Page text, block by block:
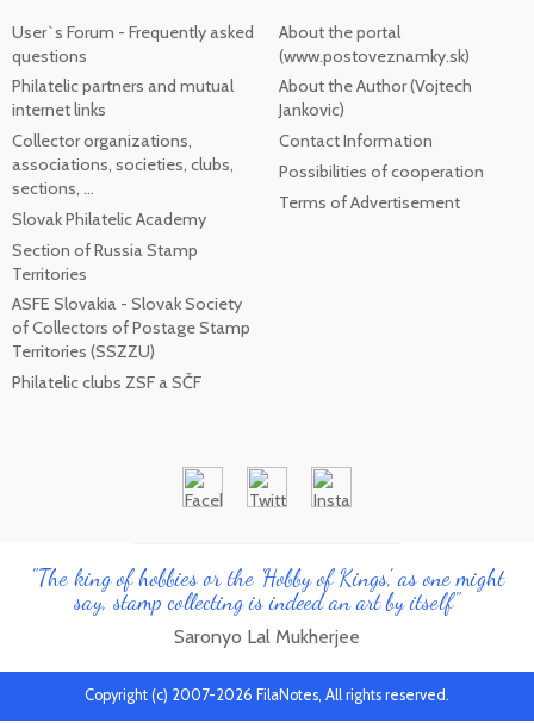
User`s Forum - Frequently asked
questions
Philatelic partners and mutual
internet links
Collector organizations,
associations, societies, clubs,
sections, ...
Slovak Philatelic Academy
Section of Russia Stamp
Territories
ASFE Slovakia - Slovak Society
of Collectors of Postage Stamp
Territories (SSZZU)
Philatelic clubs ZSF a SČF
About the portal
(www.postoveznamky.sk)
About the Author (Vojtech
Jankovic)
Contact Information
Possibilities of cooperation
Terms of Advertisement
"The king of hobbies or the 'Hobby of Kings', as one might
say, stamp collecting is indeed an art by itself"
Saronyo Lal Mukherjee
Copyright (c) 2007-2026 FilaNotes, All rights reserved.